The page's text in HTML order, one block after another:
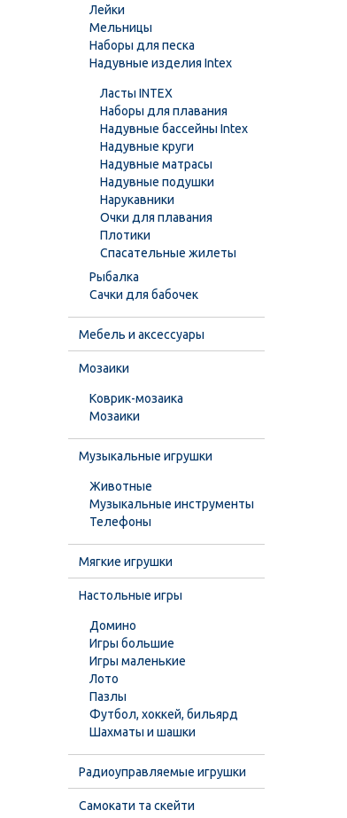
Лейки
Мельницы
Наборы для песка
Надувные изделия Intex
Ласты INTEX
Наборы для плавания
Надувные бассейны Intex
Надувные круги
Надувные матрасы
Надувные подушки
Нарукавники
Очки для плавания
Плотики
Спасательные жилеты
Рыбалка
Сачки для бабочек
Мебель и аксессуары
Мозаики
Коврик-мозаика
Мозаики
Музыкальные игрушки
Животные
Музыкальные инструменты
Телефоны
Мягкие игрушки
Настольные игры
Домино
Игры большие
Игры маленькие
Лото
Пазлы
Футбол, хоккей, бильярд
Шахматы и шашки
Радиоуправляемые игрушки
Самокати та скейти